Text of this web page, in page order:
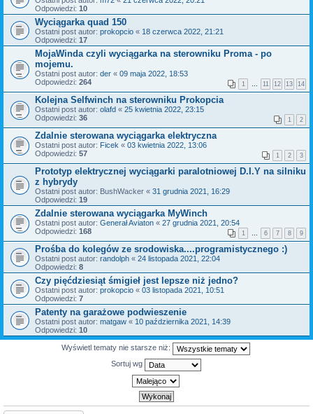
Odpowiedzi: 10
Wyciągarka quad 150
Ostatni post autor: prokopcio « 18 czerwca 2022, 21:21
Odpowiedzi: 17
MojaWinda czyli wyciągarka na sterowniku Proma - po
mojemu.
Ostatni post autor: der « 09 maja 2022, 18:53
Odpowiedzi: 264 1 11 12 13 14
Kolejna Selfwinch na sterowniku Prokopcia
Ostatni post autor: olafd « 25 kwietnia 2022, 23:15
Odpowiedzi: 36 1 2
Zdalnie sterowana wyciągarka elektryczna
Ostatni post autor: Ficek « 03 kwietnia 2022, 13:06
Odpowiedzi: 57 1 2 3
Prototyp elektrycznej wyciągarki paralotniowej D.I.Y na silniku
z hybrydy
Ostatni post autor: BushWacker « 31 grudnia 2021, 16:29
Odpowiedzi: 19
Zdalnie sterowana wyciągarka MyWinch
Ostatni post autor: Generał Aviaton « 27 grudnia 2021, 20:54
Odpowiedzi: 168 1 6 7 8 9
Prośba do kolegów ze srodowiska....programistycznego :)
Ostatni post autor: randolph « 24 listopada 2021, 22:04
Odpowiedzi: 8
Czy pięćdziesiąt śmigieł jest lepsze niż jedno?
Ostatni post autor: prokopcio « 03 listopada 2021, 10:51
Odpowiedzi: 7
Patenty na garażowe podwieszenie
Ostatni post autor: matgaw « 10 października 2021, 14:39
Odpowiedzi: 10
Wyświetl tematy nie starsze niż:
Sortuj wg